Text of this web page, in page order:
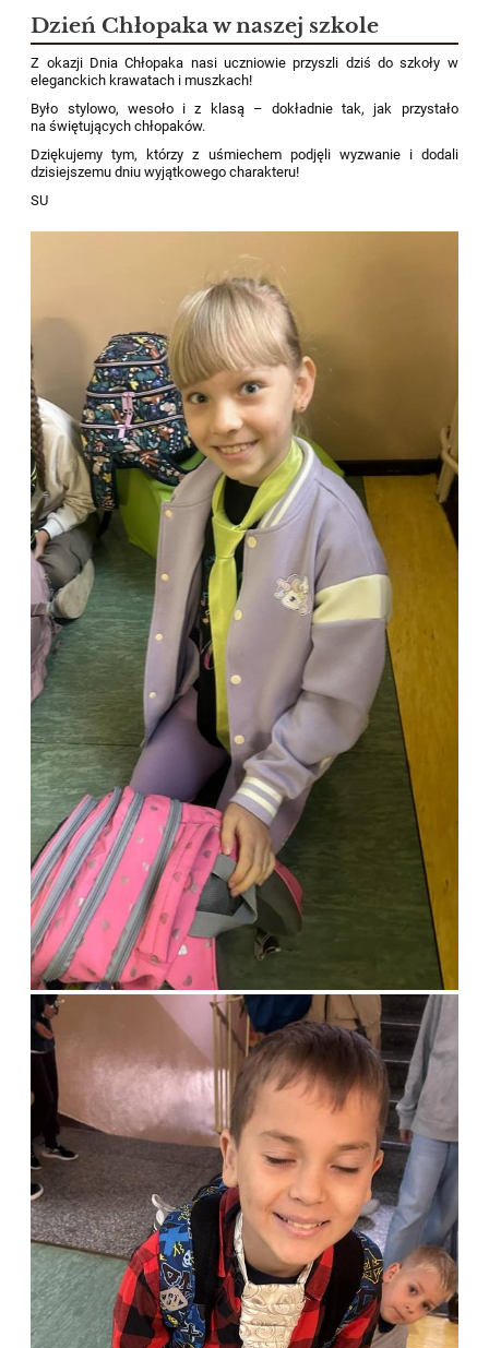
Dzień Chłopaka w naszej szkole
Z okazji Dnia Chłopaka nasi uczniowie przyszli dziś do szkoły w
eleganckich krawatach i muszkach!
Było stylowo, wesoło i z klasą – dokładnie tak, jak przystało
na świętujących chłopaków.
Dziękujemy tym, którzy z uśmiechem podjęli wyzwanie i dodali
dzisiejszemu dniu wyjątkowego charakteru!
SU